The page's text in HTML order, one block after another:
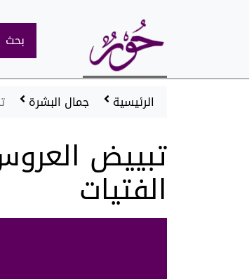
العناية بالشعر
العناية بالشعر
الرئيسية جمال البشرة
تبييض
الفتيات